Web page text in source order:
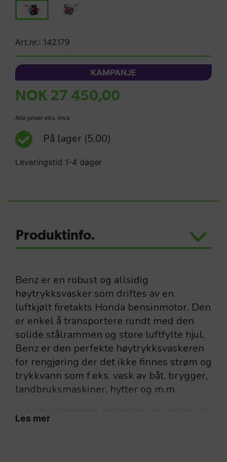
Art.nr.: 142179
KAMPANJE
NOK 27 450,00
Alle priser eks. mva
På lager (5,00)
Leveringstid 1-4 dager
Produktinfo.
Benz er en robust og allsidig
høytrykksvasker som driftes av en
luftkjølt firetakts Honda bensinmotor. Den
er enkel å transportere rundt med den
solide stålrammen og store luftfylte hjul.
Benz er den perfekte høytrykksvaskeren
for rengjøring der det ikke finnes strøm og
trykkvann som f.eks. vask av båt, brygger,
landbruksmaskiner, hytter og m.m.
keramiske stempler. Bensinmotorer, Honda
Les mer